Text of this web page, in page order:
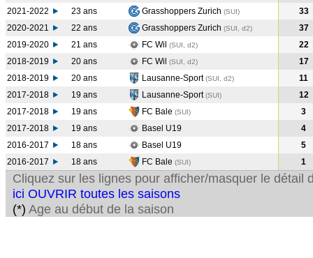
2021-2022
23 ans Grasshoppers Zurich (SUI)
33
2020-2021
22 ans Grasshoppers Zurich (SUI, d2)
37
2019-2020
21 ans FC Wil (SUI, d2)
22
2018-2019
20 ans FC Wil (SUI, d2)
17
2018-2019
20 ans Lausanne-Sport(SUI, d2)
11
2017-2018
19 ans Lausanne-Sport(SUI)
12
2017-2018
19 ans FC Bale (SUI)
3
2017-2018
19 ans Basel U19
4
2016-2017
18 ans Basel U19
5
2016-2017
18 ans FC Bale (SUI) 1
Cliquez sur les lignes pour afficher/masquer le détail
ici OUVRIR toutes les saisons
(*) Age au début de la saison